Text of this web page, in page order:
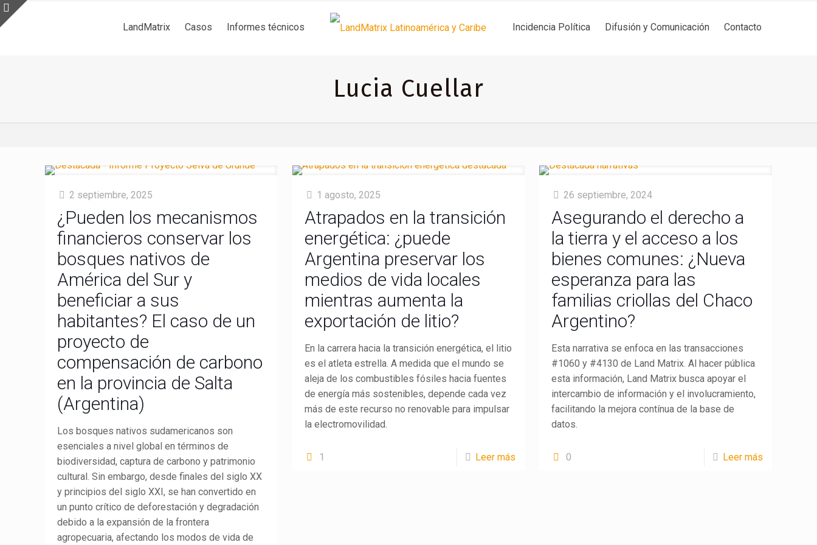
LandMatrix Casos Informes técnicos Incidencia Política Difusión y Comunicación Contacto
Lucia Cuellar
2 septiembre, 2025
¿Pueden los mecanismos
financieros conservar los
bosques nativos de
América del Sur y
beneficiar a sus
habitantes? El caso de un
proyecto de
compensación de carbono
en la provincia de Salta
(Argentina)
Los bosques nativos sudamericanos son
esenciales a nivel global en términos de
biodiversidad, captura de carbono y patrimonio
cultural. Sin embargo, desde finales del siglo XX
y principios del siglo XXI, se han convertido en
un punto crítico de deforestación y degradación
debido a la expansión de la frontera
agropecuaria, afectando los modos de vida de
1 agosto, 2025
Atrapados en la transición
energética: ¿puede
Argentina preservar los
medios de vida locales
mientras aumenta la
exportación de litio?
En la carrera hacia la transición energética, el litio
es el atleta estrella. A medida que el mundo se
aleja de los combustibles fósiles hacia fuentes
de energía más sostenibles, depende cada vez
más de este recurso no renovable para impulsar
la electromovilidad.
1 Leer más
26 septiembre, 2024
Asegurando el derecho a
la tierra y el acceso a los
bienes comunes: ¿Nueva
esperanza para las
familias criollas del Chaco
Argentino?
Esta narrativa se enfoca en las transacciones
#1060 y #4130 de Land Matrix. Al hacer pública
esta información, Land Matrix busca apoyar el
intercambio de información y el involucramiento,
facilitando la mejora contínua de la base de
datos.
0 Leer más